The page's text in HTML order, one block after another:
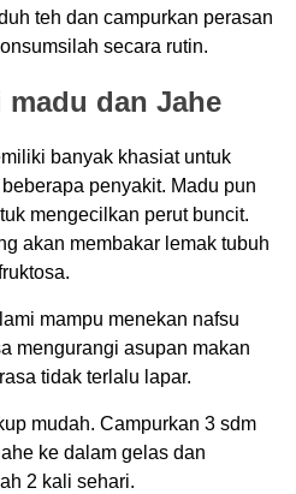
teh dan campurkan perasan
secara rutin.
dan Jahe
banyak khasiat untuk
penyakit. Madu pun
mengecilkan perut buncit.
akan membakar lemak tubuh
mampu menekan nafsu
mengurangi asupan makan
tidak terlalu lapar.
mudah. Campurkan 3 sdm
ke dalam gelas dan
2 kali sehari.